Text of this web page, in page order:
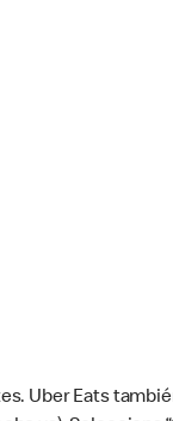
Uber Eats